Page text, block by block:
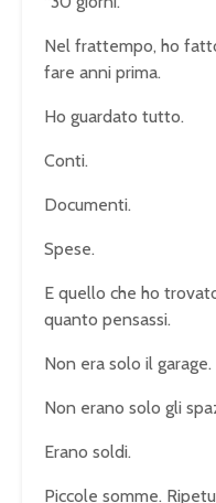
Nel frattempo, ho
fare anni prima.
Ho guardato tutto.
Conti.
Documenti.
Spese.
E quello che ho
quanto pensassi.
Non era solo il garage.
Non erano solo gli
Erano soldi.
Piccole somme.